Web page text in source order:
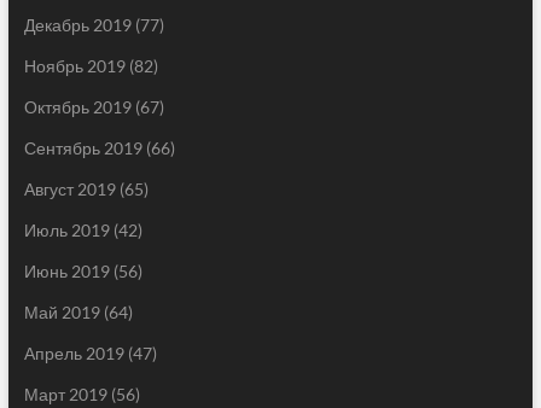
Декабрь 2019(77)
Ноябрь 2019(82)
Октябрь 2019(67)
Сентябрь 2019(66)
Август 2019(65)
Июль 2019(42)
Июнь 2019(56)
Май 2019(64)
Апрель 2019(47)
Март 2019(56)